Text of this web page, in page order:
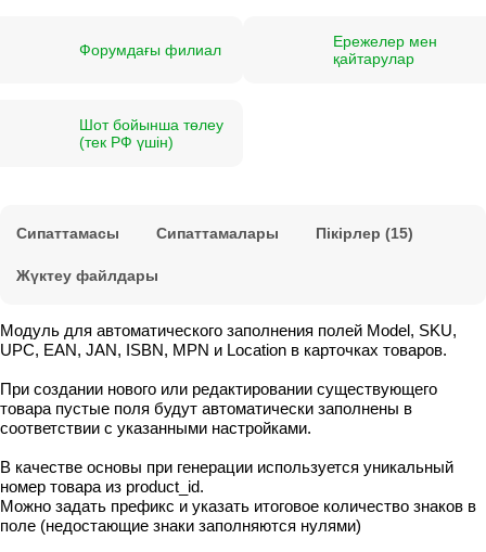
Форумдағы филиал
Ережелер мен
қайтарулар
Шот бойынша төлеу
(тек РФ үшін)
Сипаттамасы Сипаттамалары Пікірлер (15)
Жүктеу файлдары
Модуль для автоматического заполнения полей Model, SKU,
UPC, EAN, JAN, ISBN, MPN и Location в карточках товаров.
При создании нового или редактировании существующего
товара пустые поля будут автоматически заполнены в
соответствии с указанными настройками.
В качестве основы при генерации используется уникальный
номер товара из product_id.
Можно задать префикс и указать итоговое количество знаков в
поле (недостающие знаки заполняются нулями)